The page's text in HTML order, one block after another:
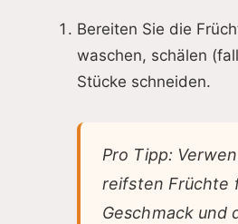
Bereiten Sie die
waschen, schälen
Stücke schneiden.
Pro Tipp:
reifsten Früchte
Geschmack und